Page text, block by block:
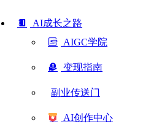
AI成长之路
AIGC学院
变现指南
副业传送门
AI创作中心